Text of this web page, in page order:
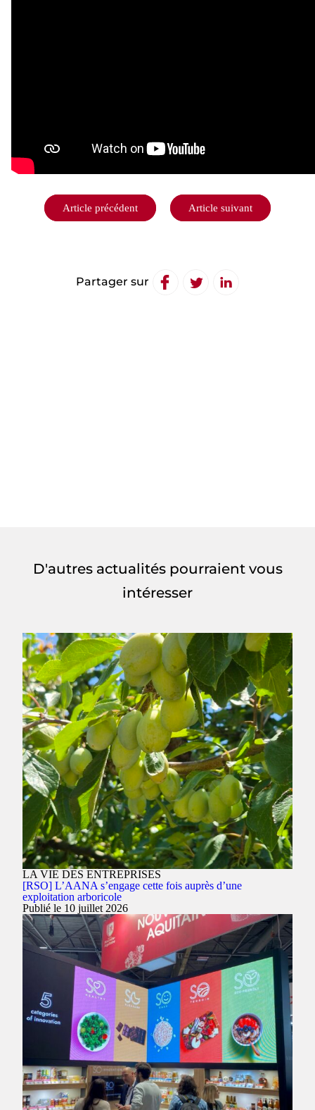
Navigation
Article précédent Article suivant
Partager sur
D'autres actualités pourraient vous
intéresser
LA VIE DES ENTREPRISES
[RSO] L’AANA s’engage cette fois auprès d’une
exploitation arboricole
Publié le 10 juillet 2026